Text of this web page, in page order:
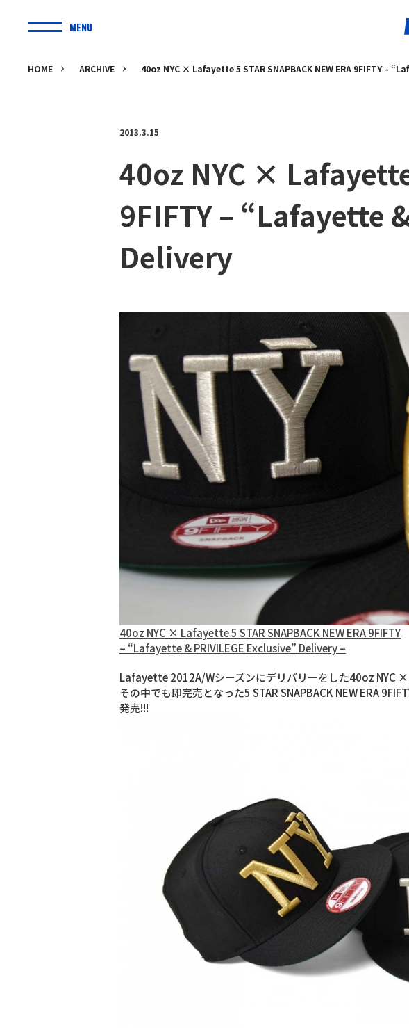
MENU
HOME ARCHIVE 40oz NYC × Lafayette 5 STAR SNAPBACK NEW ERA 9FIFTY –
2013.3.15
40oz NYC × Lafayette
9FIFTY – “Lafayette
Delivery
40oz NYC × Lafayette 5 STAR SNAPBACK NEW ERA 9FIFTY
– “Lafayette & PRIVILEGE Exclusive” Delivery –
Lafayette 2012A/Wシーズンにデリバリーをした40oz NYC
その中でも即完売となった5 STAR SNAPBACK NEW ERA
発売!!!